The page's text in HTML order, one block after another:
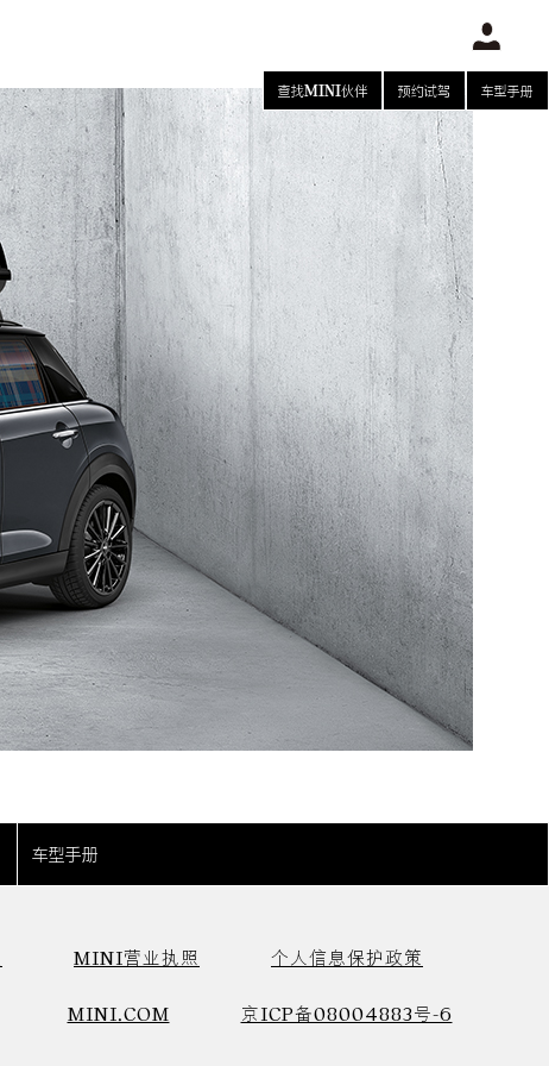
查找MINI伙伴 预约试驾 车型手册
车型手册
MINI营业执照 个人信息保护政策
MINI.COM 京ICP备08004883号-6